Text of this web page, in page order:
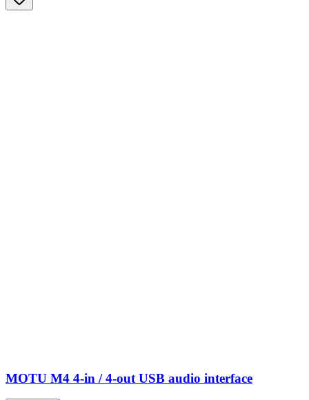
MOTU M4 4-in / 4-out USB audio interface